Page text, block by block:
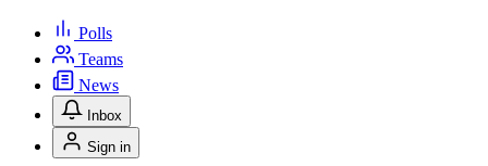
Polls
Teams
News
Inbox
Sign in